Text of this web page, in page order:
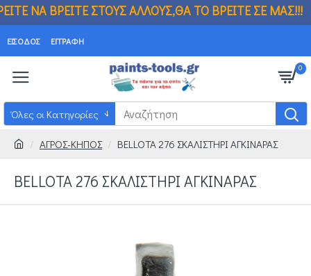
ΑΛΛΟΥΣ,ΘΑ ΤΟ ΒΡΕΙΤΕ ΣΕ ΜΑΣ!!!
ΕΊΣΟΔΟΣ ΕΓΓΡΑΦΉ
0
Όλες οι Κατηγορίες
ΑΓΡΟΣ-ΚΗΠΟΣ BELLOTA 276 ΣΚΑΛΙΣΤΗΡΙ ΑΓΚΙΝΑΡΑΣ
BELLOTA 276 ΣΚΑΛΙΣΤΗΡΙ ΑΓΚΙΝΑΡΑΣ